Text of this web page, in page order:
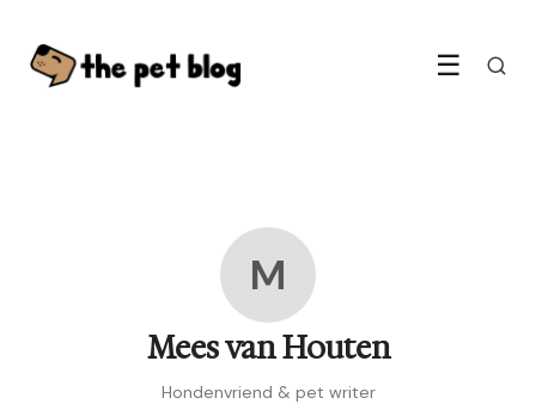
☰
M
Mees van Houten
Hondenvriend & pet writer